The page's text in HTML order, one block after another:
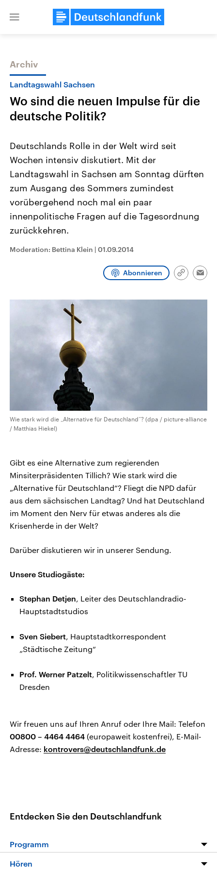
Close
Themen
Landtagswahl Sachsen-Anhalt
2026
Alle Informationen
Sachsen-Anhalt wählt am 6.
September 2026 einen neuen
Landtag. Seit 2021 wird das
Bundesland von einer Koalition aus
CDU, SPD und FDP regiert.-
Umfragen, Prognosen,
und Hintergründe zu den Parteien
und Kandidaten der anstehenden
USA
Aktuelle Beiträge,
Hintergründe
Wirtschaftlich und
gehören die Vereinigten
den mächtigsten Ländern
mit großem Einfluss auf
aktuelle Weltgeschehen.
Sendungen Programm Podcasts
Archiv
Landtagswahl Sachsen
Wo sind die neuen Impulse für die
deutsche Politik?
Deutschlands Rolle in der Welt wird seit
Wochen intensiv diskutiert. Mit der
Landtagswahl in Sachsen am Sonntag dürften
zum Ausgang des Sommers zumindest
vorübergehend noch mal ein paar
innenpolitische Fragen auf die Tagesordnung
zurückkehren.
Moderation: Bettina Klein | 01.09.2014
Abonnieren
Link
Wie stark wird die „Alternative für Deutschland“? (dpa / picture-alliance
/ Matthias Hiekel)
Gibt es eine Alternative zum regierenden
Minsiterpräsidenten Tillich? Wie stark wird die
„Alternative für Deutschland“? Fliegt die NPD dafür
aus dem sächsischen Landtag? Und hat Deutschland
im Moment den Nerv für etwas anderes als die
Krisenherde in der Welt?
Darüber diskutieren wir in unserer Sendung.
Unsere Studiogäste:
Stephan Detjen, Leiter des Deutschlandradio-
Hauptstadtstudios
Sven Siebert, Hauptstadtkorrespondent
„Städtische Zeitung“
Prof. Werner Patzelt, Politikwissenschaftler TU
Dresden
Wir freuen uns auf Ihren Anruf oder Ihre Mail: Telefon
00800 – 4464 4464 (europaweit kostenfrei), E-Mail-
Adresse: kontrovers@deutschlandfunk.de
Entdecken Sie den Deutschlandfunk
Programm
Programm
Hören